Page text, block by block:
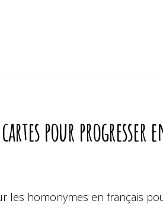
pour progresser
les homonymes en français